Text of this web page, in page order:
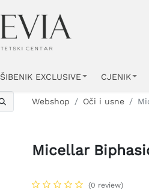
ŠIBENIK EXCLUSIVE CJENIK
Webshop Oči i usne
Micellar
(0 review)